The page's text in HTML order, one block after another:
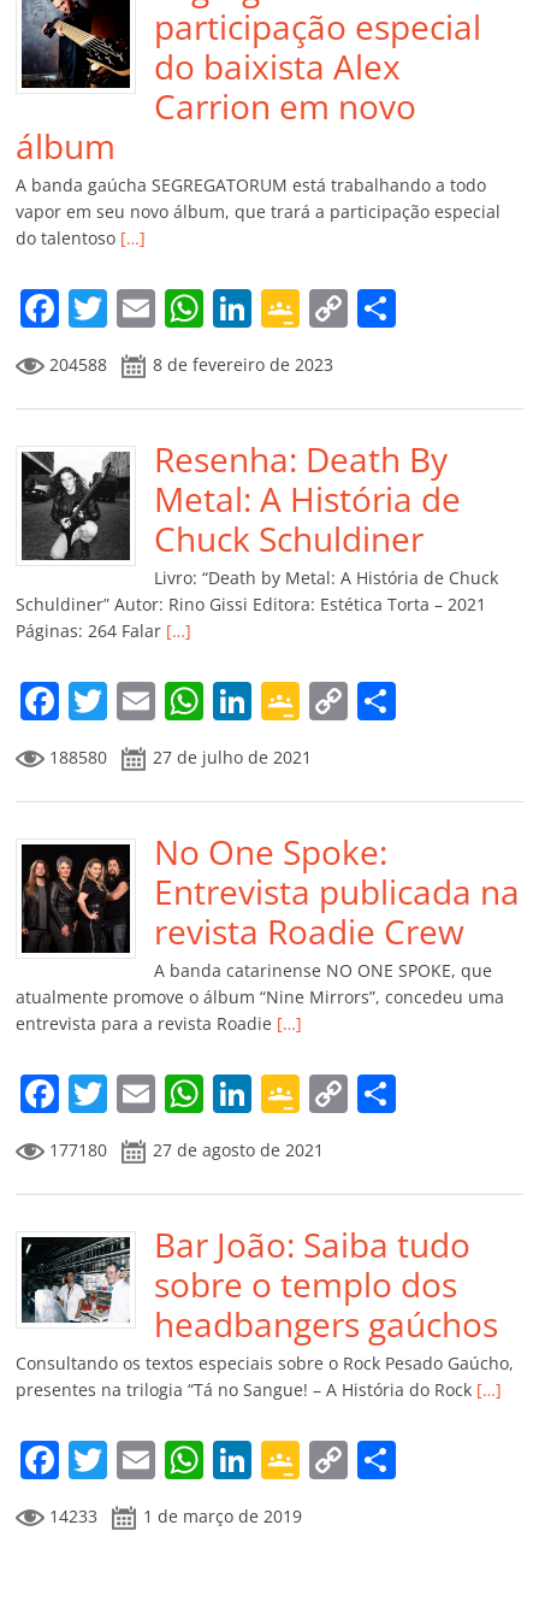
participação especial
do baixista Alex
Carrion em novo
álbum
A banda gaúcha SEGREGATORUM está trabalhando a todo
vapor em seu novo álbum, que trará a participação especial
do talentoso […]
F
a
c
e
b
o
o
k
T
w
itt
er
E
m
ai
l
W
at
s
A
p
p
Li
k
e
dI
n
G
o
o
gl
e
Cl
a
ss
ro
m
C
y
Li
n
k
p
ar
til
h
ar
204588 8 de fevereiro de 2023
Resenha: Death By
Metal: A História de
Chuck Schuldiner
Livro: “Death by Metal: A História de Chuck
Schuldiner” Autor: Rino Gissi Editora: Estética Torta – 2021
Páginas: 264 Falar […]
F
a
c
e
b
o
o
k
T
w
itt
er
E
m
ai
l
W
h
at
s
A
p
p
Li
n
k
e
dI
n
G
o
o
gl
e
Cl
a
ss
ro
o
m
C
y
Li
n
k
p
til
h
ar
188580 27 de julho de 2021
No One Spoke:
Entrevista publicada na
revista Roadie Crew
A banda catarinense NO ONE SPOKE, que
atualmente promove o álbum “Nine Mirrors”, concedeu uma
entrevista para a revista Roadie […]
F
a
c
e
b
o
o
k
T
w
itt
er
E
m
ai
l
W
at
s
A
p
p
Li
n
k
e
dI
n
G
o
o
gl
e
Cl
a
ss
ro
o
m
C
y
Li
n
k
p
ar
til
h
ar
177180 27 de agosto de 2021
Bar João: Saiba tudo
sobre o templo dos
headbangers gaúchos
Consultando os textos especiais sobre o Rock Pesado Gaúcho,
presentes na trilogia “Tá no Sangue! – A História do Rock […]
F
a
c
T
w
itt
E
m
ai
W
at
Li
n
k
G
o
o
C
14233 1 de março de 2019